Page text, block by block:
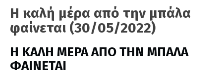
Η καλή μέρα από την μπάλα
φαίνεται (30/05/2022)
H ΚΑΛΗ ΜΕΡΑ ΑΠΟ ΤΗΝ ΜΠΑΛΑ
ΦΑΙΝΕΤΑΙ